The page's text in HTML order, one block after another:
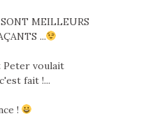
MEILLEURS
...
Peter voulait
fait !...
!